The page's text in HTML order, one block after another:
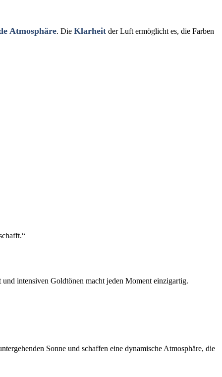
Atmosphäre. Die Klarheit der Luft ermöglicht es, die Farben
intensiven Goldtönen macht jeden Moment einzigartig.
Sonne und schaffen eine dynamische Atmosphäre, die